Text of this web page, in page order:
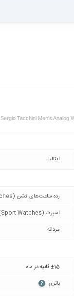
Sergio Tacchini Men's Analog
ایتالیا
رده ساعت‌های فشن (Fashion Watches)‏
اسپرت (Sport Watches)‏
مردانه
±15 ثانیه در ماه
باتری‏ ?